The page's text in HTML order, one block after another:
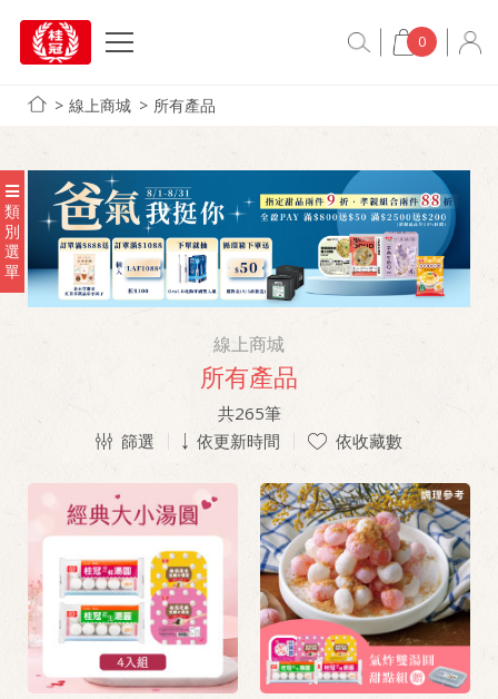
0
線上商城 所有產品
類
別
選
單
線上商城
所有產品
共265筆
篩選
依更新時間 依收藏數